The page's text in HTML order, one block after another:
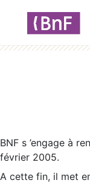
BNF s ’engage à
février 2005.
A cette fin, il met